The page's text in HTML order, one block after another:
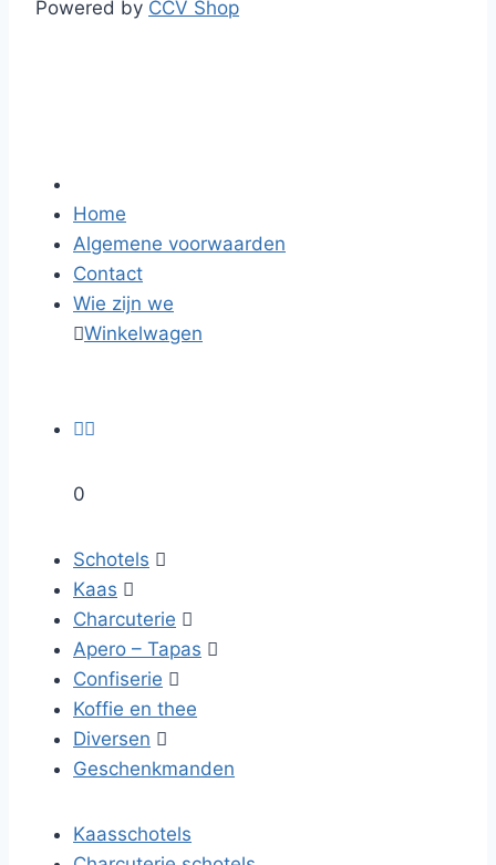
Powered by CCV Shop
Home
Algemene voorwaarden
Contact
Wie zijn we
Winkelwagen

0
Schotels 
Kaas 
Charcuterie 
Apero – Tapas 
Confiserie 
Koffie en thee
Diversen 
Geschenkmanden
Kaasschotels